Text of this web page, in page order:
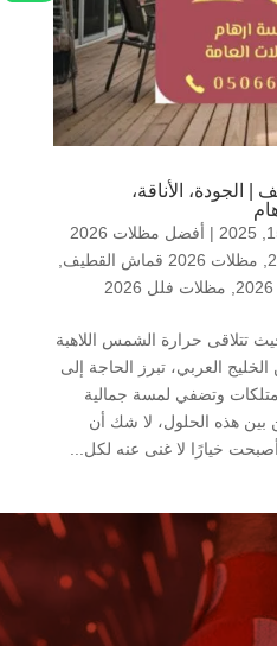
2026 القطيف | الجودة، الأناقة،
|
أفضل مظلات 2026
, مظلات 2026 قماش القطيف
,
, مظلات فلل 2026
تتلاقى حرارة الشمس اللاهبة
العربي، تبرز الحاجة إلى
وتضفي لمسة جمالية
هذه الحلول، لا شك أن